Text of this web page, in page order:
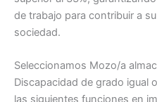
de trabajo para contribuir a
sociedad.
Seleccionamos Mozo/a
Discapacidad de grado igual
las siguientes funciones en